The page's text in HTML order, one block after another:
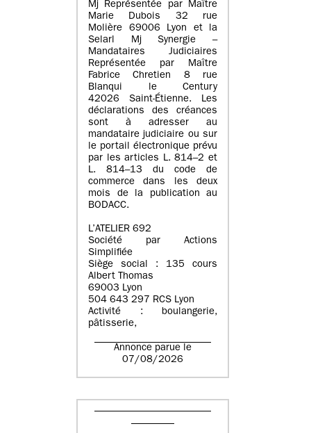
Mj Représentée par Maître
Marie Dubois 32 rue
Molière 69006 Lyon et la
Selarl Mj Synergie –
Mandataires Judiciaires
Représentée par Maître
Fabrice Chretien 8 rue
Blanqui le Century
42026 Saint-Étienne. Les
déclarations des créances
sont à adresser au
mandataire judiciaire ou sur
le portail électronique prévu
par les articles L. 814–2 et
L. 814–13 du code de
commerce dans les deux
mois de la publication au
BODACC.
L’ATELIER 692
Société par Actions
Simplifiée
Siège social : 135 cours
Albert Thomas
69003 Lyon
504 643 297 RCS Lyon
Activité : boulangerie,
pâtisserie,
Annonce parue le
07/08/2026